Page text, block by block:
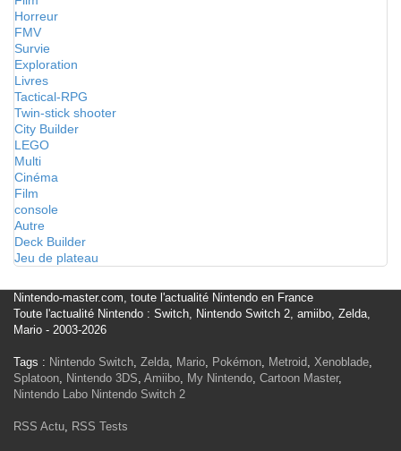
Horreur
FMV
Survie
Exploration
Livres
Tactical-RPG
Twin-stick shooter
City Builder
LEGO
Multi
Cinéma
Film
console
Autre
Deck Builder
Jeu de plateau
Nintendo-master.com, toute l'actualité Nintendo en France
Toute l'actualité Nintendo : Switch, Nintendo Switch 2, amiibo, Zelda,
Mario - 2003-2026
Tags : Nintendo Switch, Zelda, Mario, Pokémon, Metroid, Xenoblade,
Splatoon, Nintendo 3DS, Amiibo, My Nintendo, Cartoon Master,
Nintendo Labo Nintendo Switch 2
RSS Actu, RSS Tests